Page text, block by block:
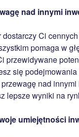
nad innymi
dostarczy Ci
pomaga w
przewidywane
się
nad
lepsze wyniki na
umiejętności